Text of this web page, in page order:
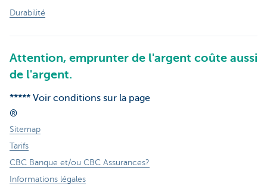
Durabilité
Attention, emprunter de l'argent coûte aussi
de l'argent.
***** Voir conditions sur la page
®
Sitemap
Tarifs
CBC Banque et/ou CBC Assurances?
Informations légales